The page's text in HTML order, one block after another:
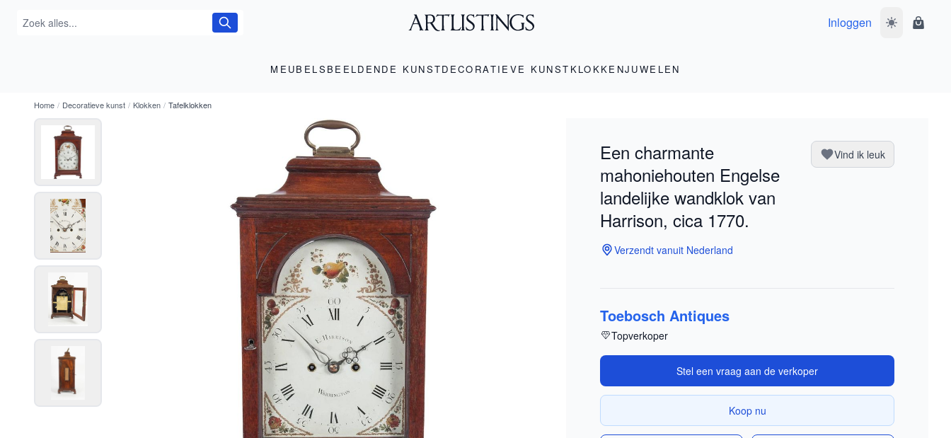
Inloggen Wissel
MEUBELS BEELDENDE KUNSTDECORATIEVE KUNST KLOKKENJUWELEN
Home / Decoratieve kunst / Klokken / Tafelklokken
Een charmante
mahoniehouten Engelse
landelijke wandklok van
Harrison, cica 1770.
Vind ik leuk
Verzendt vanuit Nederland
Toebosch Antiques
Topverkoper
Stel een vraag aan de verkoper
Koop nu